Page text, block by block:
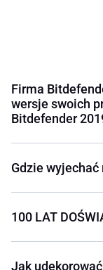
Firma
wersje swoich
Bitdefender
Gdzie wyjechać
100 LAT
Jak